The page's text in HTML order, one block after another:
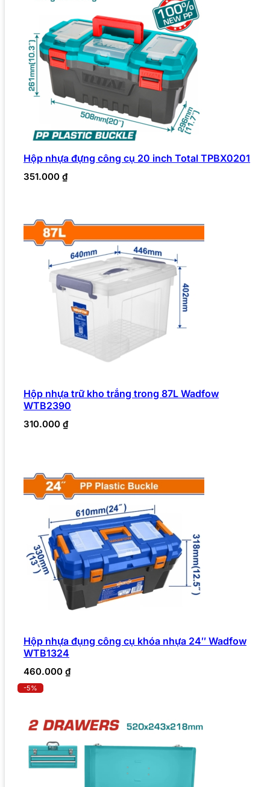
Hộp nhựa đựng công cụ 20 inch Total TPBX0201
351.000 ₫
Hộp nhựa trữ kho trắng trong 87L Wadfow
WTB2390
310.000 ₫
Hộp nhựa đụng công cụ khóa nhựa 24″ Wadfow
WTB1324
460.000 ₫
-5%